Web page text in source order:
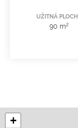
UŽITNÁ
90 m2
+